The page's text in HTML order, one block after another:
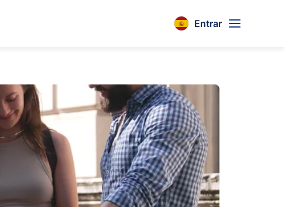
Entrar